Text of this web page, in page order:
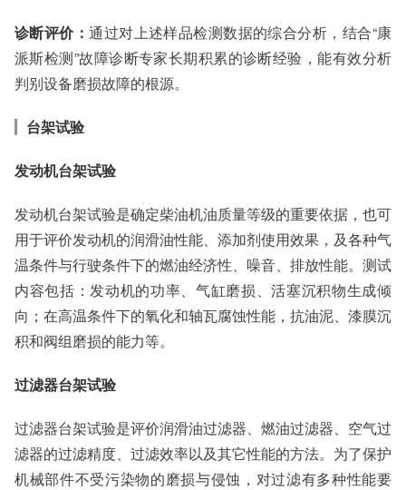
诊断评价：通过对上述样品检测数据的综合分析，结合“康
派斯检测”故障诊断专家长期积累的诊断经验，能有效分析
判别设备磨损故障的根源。
台架试验
发动机台架试验
发动机台架试验是确定柴油机油质量等级的重要依据，也可
用于评价发动机的润滑油性能、添加剂使用效果，及各种气
温条件与行驶条件下的燃油经济性、噪音、排放性能。测试
内容包括：发动机的功率、气缸磨损、活塞沉积物生成倾
向；在高温条件下的氧化和轴瓦腐蚀性能，抗油泥、漆膜沉
积和阀组磨损的能力等。
过滤器台架试验
过滤器台架试验是评价润滑油过滤器、燃油过滤器、空气过
滤器的过滤精度、过滤效率以及其它性能的方法。为了保护
机械部件不受污染物的磨损与侵蚀，对过滤有多种性能要